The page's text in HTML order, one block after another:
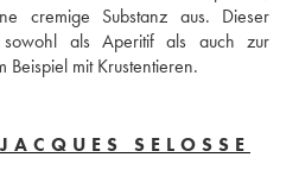
cremige Substanz aus. Dieser
als Aperitif als auch zur
Beispiel mit Krustentieren.
SELOSSE